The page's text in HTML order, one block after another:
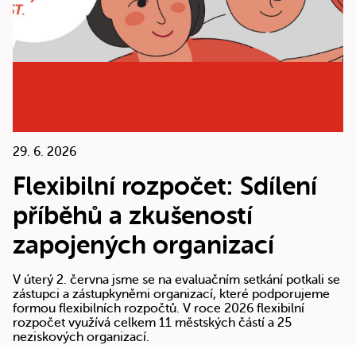
29. 6. 2026
Flexibilní rozpočet: Sdílení
příběhů a zkušeností
zapojených organizací
V úterý 2. června jsme se na evaluačním setkání potkali se
zástupci a zástupkyněmi organizací, které podporujeme
formou flexibilních rozpočtů. V roce 2026 flexibilní
rozpočet využívá celkem 11 městských částí a 25
neziskových organizací.